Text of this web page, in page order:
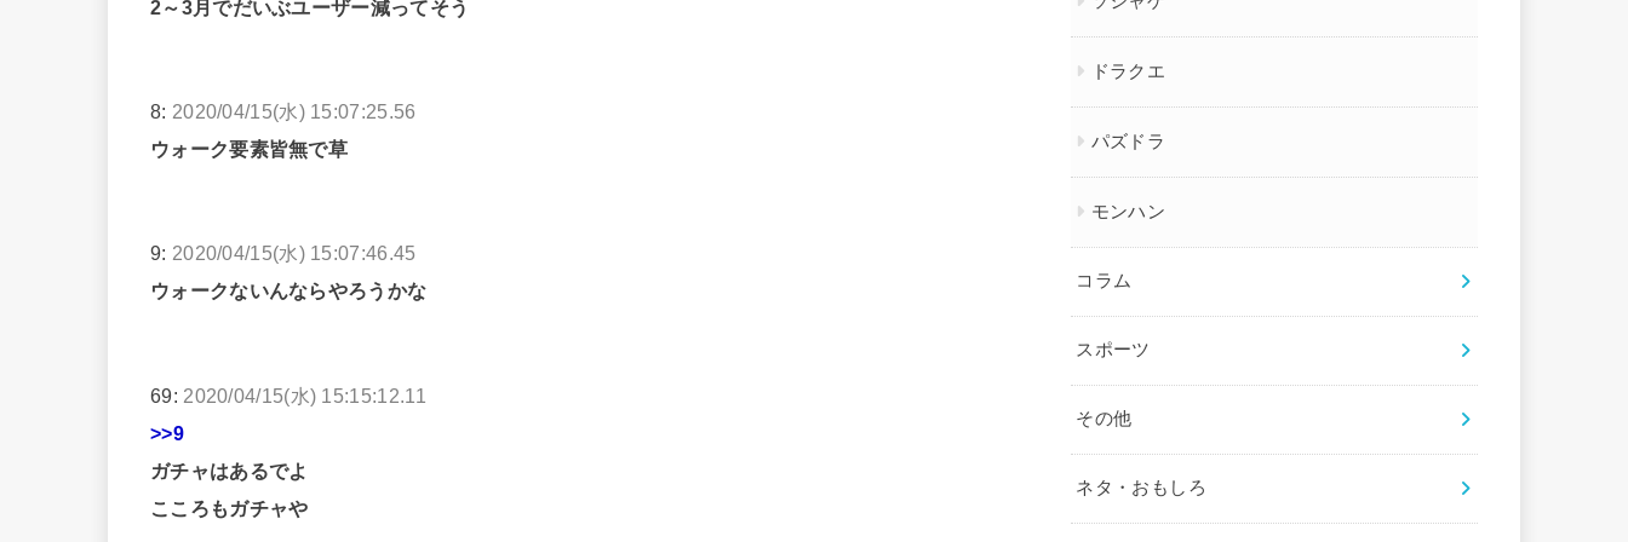
2～3月でだいぶユーザー減ってそう
8: 2020/04/15(水) 15:07:25.56
ウォーク要素皆無で草
9: 2020/04/15(水) 15:07:46.45
ウォークないんならやろうかな
69: 2020/04/15(水) 15:15:12.11
>>9
ガチャはあるでよ
こころもガチャや
ドラクエ
パズドラ
モンハン
コラム
スポーツ
その他
ネタ・おもしろ